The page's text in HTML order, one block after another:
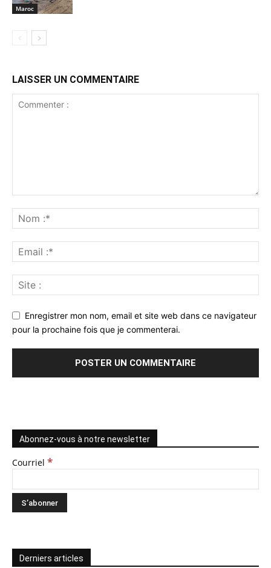
Maroc
LAISSER UN COMMENTAIRE
Enregistrer mon nom, email et site web dans ce navigateur
pour la prochaine fois que je commenterai.
Abonnez-vous à notre newsletter
Courriel *
Derniers articles